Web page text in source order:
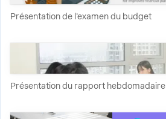
Présentation de l'examen du budget
Présentation du rapport hebdomadaire